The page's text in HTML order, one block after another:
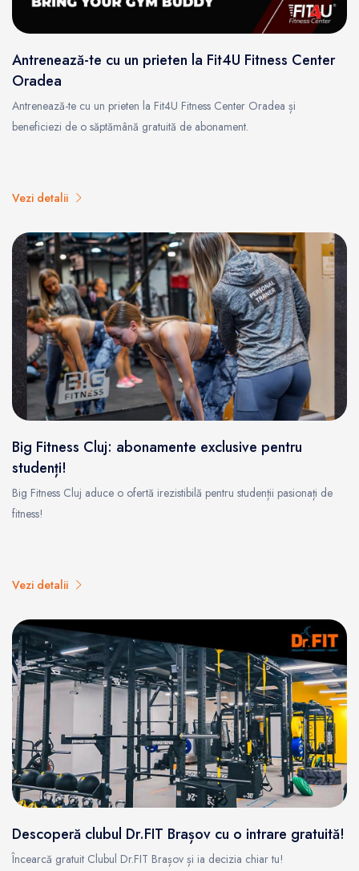
Antrenează-te cu un prieten la Fit4U Fitness Center
Oradea
Antrenează-te cu un prieten la Fit4U Fitness Center Oradea și
beneficiezi de o săptămână gratuită de abonament.
Vezi detalii
Big Fitness Cluj: abonamente exclusive pentru
studenți!
Big Fitness Cluj aduce o ofertă irezistibilă pentru studenții pasionați de
fitness!
Vezi detalii
Descoperă clubul Dr.FIT Brașov cu o intrare gratuită!
Încearcă gratuit Clubul Dr.FIT Brașov și ia decizia chiar tu!